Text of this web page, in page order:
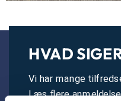
HVAD
Vi har mange
Læs flere